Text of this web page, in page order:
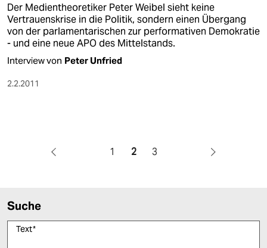
Der Medientheoretiker Peter Weibel sieht keine
Vertrauenskrise in die Politik, sondern einen Übergang
von der parlamentarischen zur performativen Demokratie
- und eine neue APO des Mittelstands.
Interview von Peter Unfried
2.2.2011
1 2 3
Suche
Text*